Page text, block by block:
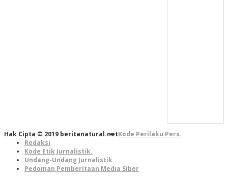
Hak Cipta © 2019 beritanatural.netKode Perilaku Pers.
Redaksi
Kode Etik Jurnalistik.
Undang-Undang Jurnalistik
Pedoman Pemberitaan Media Siber